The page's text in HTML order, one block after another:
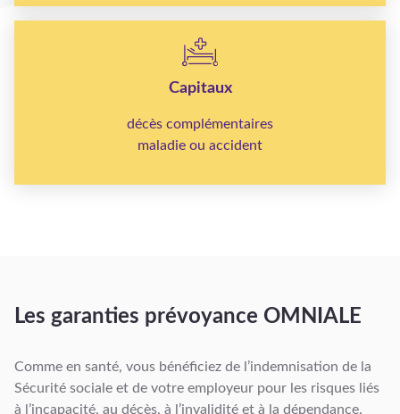
Capitaux
décès complémentaires
maladie ou accident
Les garanties prévoyance OMNIALE
Comme en santé, vous bénéficiez de l’indemnisation de la
Sécurité sociale et de votre employeur pour les risques liés
à l’incapacité, au décès, à l’invalidité et à la dépendance.